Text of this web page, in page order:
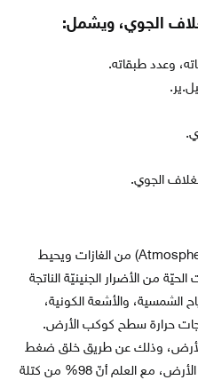
الجوي، ويشمل:
وعدد طبقاته.
الجوي.
يتكون الغلاف الجوّي (بالإنجليزية: Atmosphere) من الغازات ويحيط
من الأضرار الجنينيّة الناتجة
الشمسية، والأشعة الكونية،
حرارة سطح كوكب الأرض.
الأرض، وذلك عن طريق خلق ضغط
يسمح بوجود الماء السائل على سطح الأرض، مع العلم أنّ 98% من كتلة